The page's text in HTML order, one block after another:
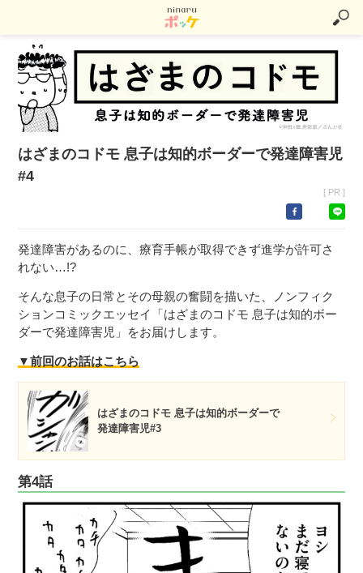
はざまのコドモ 息子は知的ボーダーで発達障害児
#4
[ PR ]
発達障害があるのに、療育手帳が取得できず進学が許可さ
れない…!?
そんな息子の日常とその母親の奮闘を描いた、ノンフィク
ションコミックエッセイ「はざまのコドモ 息子は知的ボー
ダーで発達障害児」をお届けします。
▼前回のお話はこちら
はざまのコドモ 息子は知的ボーダーで
発達障害児#3
第4話